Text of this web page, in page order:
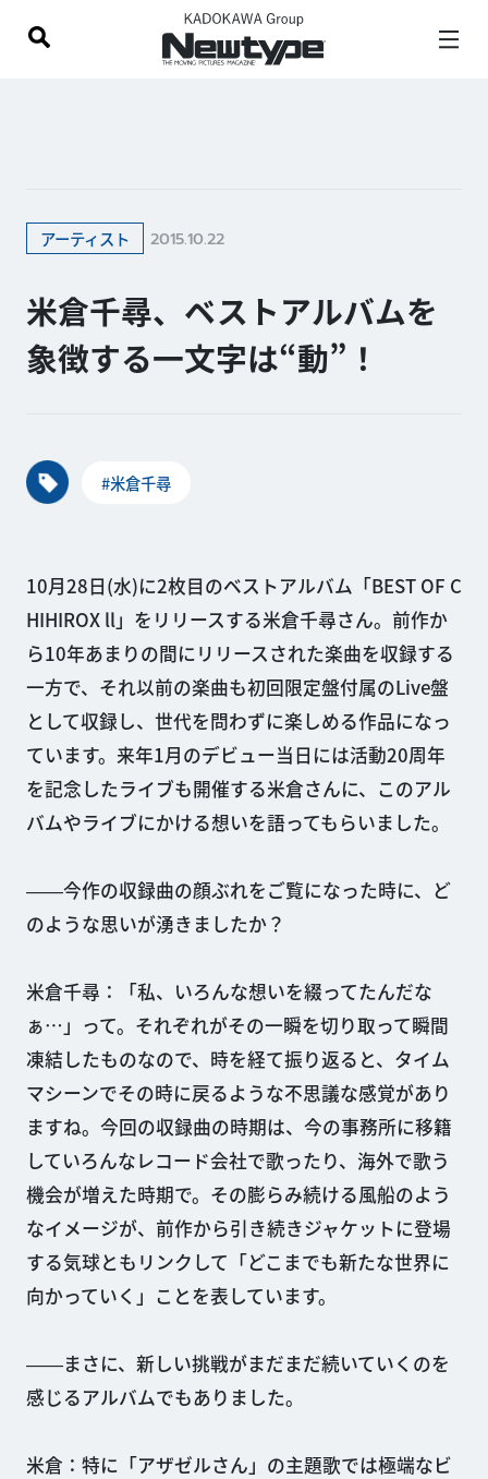
アーティスト 2015.10.22
米倉千尋、ベストアルバムを
象徴する一文字は“動”！
#米倉千尋
10月28日(水)に2枚目のベストアルバム「BEST OF C
HIHIROX ll」をリリースする米倉千尋さん。前作か
ら10年あまりの間にリリースされた楽曲を収録する
一方で、それ以前の楽曲も初回限定盤付属のLive盤
として収録し、世代を問わずに楽しめる作品になっ
ています。来年1月のデビュー当日には活動20周年
を記念したライブも開催する米倉さんに、このアル
バムやライブにかける想いを語ってもらいました。
――今作の収録曲の顔ぶれをご覧になった時に、ど
のような思いが湧きましたか？
米倉千尋：「私、いろんな想いを綴ってたんだな
ぁ…」って。それぞれがその一瞬を切り取って瞬間
凍結したものなので、時を経て振り返ると、タイム
マシーンでその時に戻るような不思議な感覚があり
ますね。今回の収録曲の時期は、今の事務所に移籍
していろんなレコード会社で歌ったり、海外で歌う
機会が増えた時期で。その膨らみ続ける風船のよう
なイメージが、前作から引き続きジャケットに登場
する気球ともリンクして「どこまでも新たな世界に
向かっていく」ことを表しています。
――まさに、新しい挑戦がまだまだ続いていくのを
感じるアルバムでもありました。
米倉：特に「アザゼルさん」の主題歌では極端なビ